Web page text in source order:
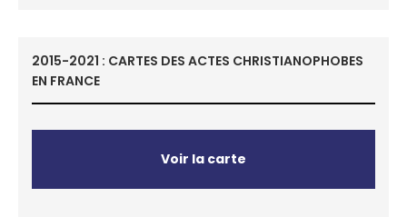
2015-2021 : CARTES DES ACTES CHRISTIANOPHOBES
EN FRANCE
Voir la carte